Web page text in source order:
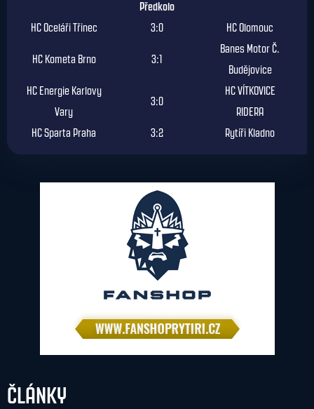
Předkolo
HC Oceláři Třinec
3:0 HC Olomouc
HC Kometa Brno 3:1
Banes Motor Č.
Budějovice
HC Energie Karlovy
Vary
3:0
HC VÍTKOVICE
RIDERA
HC Sparta Praha
3:2 Rytíři Kladno
ČLÁNKY